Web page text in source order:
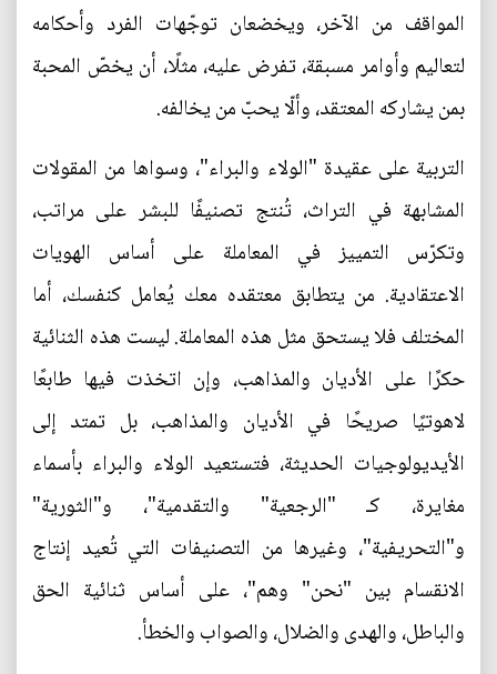
المواقف من الآخر، ويخضعان توجّهات الفرد وأحكامه
لتعاليم وأوامر مسبقة، تفرض عليه، مثلًا، أن يخصّ المحبة
بمن يشاركه المعتقد، وألّا يحبّ من يخالفه.
التربية على عقيدة "الولاء والبراء"، وسواها من المقولات
المشابهة في التراث، تُنتج تصنيفًا للبشر على مراتب،
وتكرّس التمييز في المعاملة على أساس الهويات
الاعتقادية. من يتطابق معتقده معك يُعامل كنفسك، أما
المختلف فلا يستحق مثل هذه المعاملة. ليست هذه الثنائية
حكرًا على الأديان والمذاهب، وإن اتخذت فيها طابعًا
لاهوتيًا صريحًا في الأديان والمذاهب، بل تمتد إلى
الأيديولوجيات الحديثة، فتستعيد الولاء والبراء بأسماء
مغايرة، كـ "الرجعية" والتقدمية"، و"الثورية"
و"التحريفية"، وغيرها من التصنيفات التي تُعيد إنتاج
الانقسام بين "نحن" وهم"، على أساس ثنائية الحق
والباطل، والهدى والضلال، والصواب والخطأ.